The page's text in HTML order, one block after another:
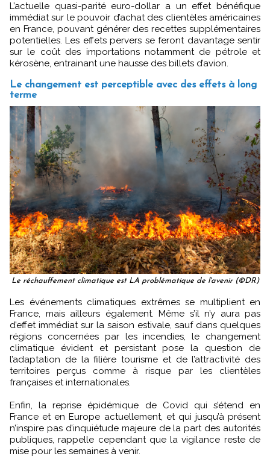
L’actuelle quasi-parité euro-dollar a un effet bénéfique
immédiat sur le pouvoir d’achat des clientèles américaines
en France, pouvant générer des recettes supplémentaires
potentielles. Les effets pervers se feront davantage sentir
sur le coût des importations notamment de pétrole et
kérosène, entrainant une hausse des billets d’avion.
Le changement est perceptible avec des effets à long
terme
Le réchauffement climatique est LA problématique de l'avenir (©DR)
Les événements climatiques extrêmes se multiplient en
France, mais ailleurs également. Même s’il n’y aura pas
d’effet immédiat sur la saison estivale, sauf dans quelques
régions concernées par les incendies, le changement
climatique évident et persistant pose la question de
l’adaptation de la filière tourisme et de l’attractivité des
territoires perçus comme à risque par les clientèles
françaises et internationales.
Enfin, la reprise épidémique de Covid qui s’étend en
France et en Europe actuellement, et qui jusqu’à présent
n’inspire pas d’inquiétude majeure de la part des autorités
publiques, rappelle cependant que la vigilance reste de
mise pour les semaines à venir.